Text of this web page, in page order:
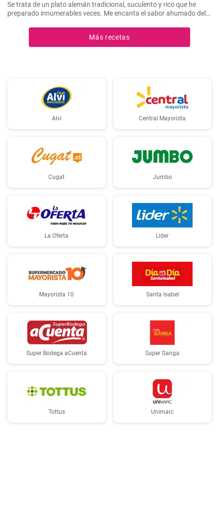
Se trata de un plato alemán tradicional, suculento y rico que he
preparado innumerables veces. Me encanta el sabor ahumado del
patatas. Esta receta es ideal para ocasiones especiales y también
es un delicioso plato reconfortante en los días más fríos.
Más recetas
Alvi Central Mayorista
Cugat Jumbo
La Oferta Lider
Mayorista 10 Santa Isabel
Super Bodega aCuenta Super Ganga
Tottus Unimarc